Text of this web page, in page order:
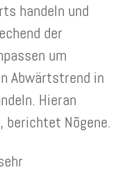
handeln und
der
um
Abwärtstrend in
Hieran
berichtet Nõgene.